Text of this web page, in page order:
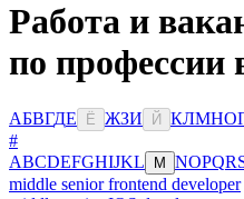
Работа и
по
АБВГДЕ Ё ЖЗИ Й КЛМНО
#
ABCDEFGHIJKL M NOPQR
middle senior frontend developer